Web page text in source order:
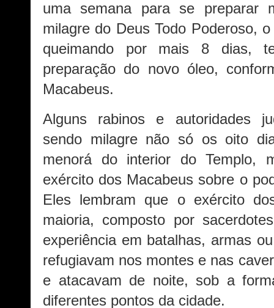
uma semana para se preparar
milagre do Deus Todo Poderoso,
queimando por mais 8 dias,
preparação do novo óleo,
Macabeus.
Alguns rabinos e autoridades
sendo milagre não só os oito
menorá do interior do Templo,
exército dos Macabeus sobre o
Eles lembram que o exército
maioria, composto por
experiência em batalhas, armas
refugiavam nos montes e nas
e atacavam de noite, sob a
diferentes pontos da cidade.